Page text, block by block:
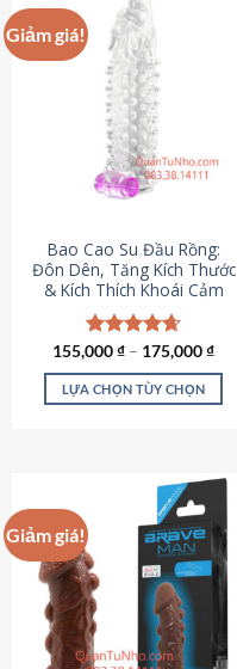
có
nhiều
biến
thể.
Các
tùy
chọn
có
chọn
trên
trang
sản
phẩm
Giảm giá!
Bao Cao Su Đầu Rồng:
Đôn Dên, Tăng Kích Thước
& Kích Thích Khoái Cảm
Được xếp
hạng4.69
5 sao
155,000₫ – 175,000₫
LỰA CHỌN TÙY CHỌN
nhiều
biến
thể.
Các
tùy
chọn
Giảm giá!